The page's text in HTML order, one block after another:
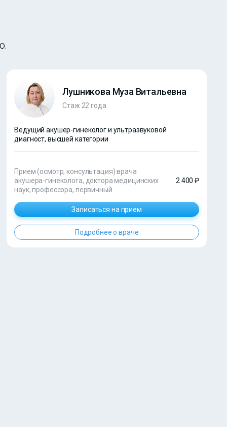
Лушникова Муза Витальевна
Стаж 22 года
Ведущий акушер-гинеколог и ультразвуковой
диагност, высшей категории
Прием (осмотр, консультация) врача
акушера-гинеколога, доктора медицинских
наук, профессора, первичный
2 400 ₽
Записаться на прием
Подробнее о враче